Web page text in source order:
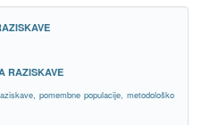
RAZISKAVE
pomembne populacije, metodološko